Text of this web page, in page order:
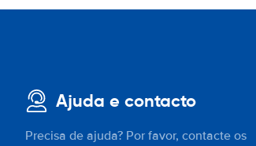
Ajuda e contacto
Precisa de ajuda? Por favor, contacte os